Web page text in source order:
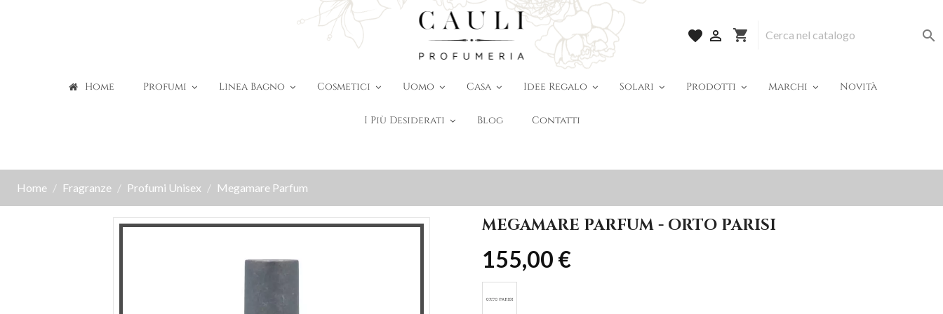
favorite  shopping_cart 
Home Profumi Linea Bagno Cosmetici Uomo Casa Idee Regalo Solari Prodotti Marchi Novità
I Più Desiderati Blog Contatti
Home Fragranze Profumi Unisex Megamare Parfum
MEGAMARE PARFUM - ORTO PARISI
155,00 €